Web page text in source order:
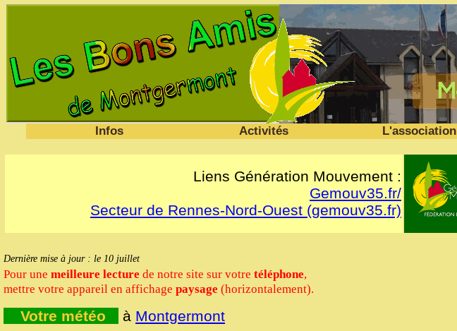
Infos Activités L'association
Liens Génération Mouvement :
Gemouv35.fr/
Secteur de Rennes-Nord-Ouest (gemouv35.fr)
Dernière mise à jour : le 10 juillet
Pour une meilleure lecture de notre site sur votre téléphone,
mettre votre appareil en affichage paysage (horizontalement).
Votre météo à Montgermont